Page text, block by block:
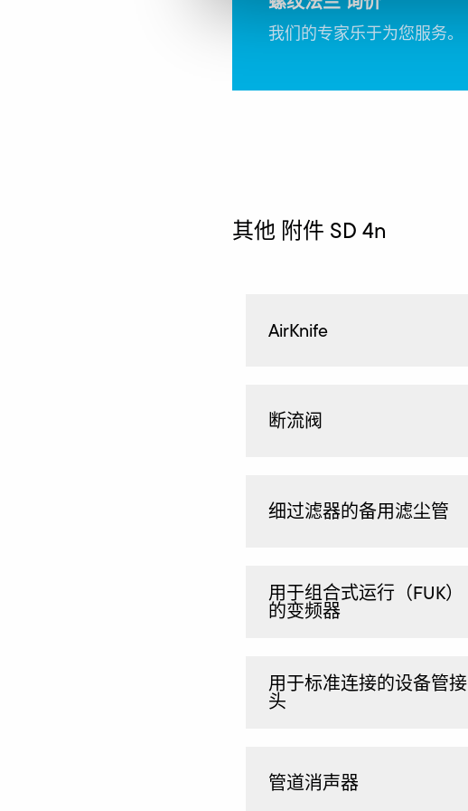
我们的专家乐于为您服务。
其他 附件 SD 4n
AirKnife
断流阀
细过滤器的备用滤尘管
用于组合式运行（FUK）
的变频器
用于标准连接的设备管接
头
管道消声器